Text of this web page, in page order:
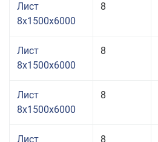
Лист
8x1500x6000
8
Лист
8x1500x6000
8
Лист
8x1500x6000
8
Лист 8